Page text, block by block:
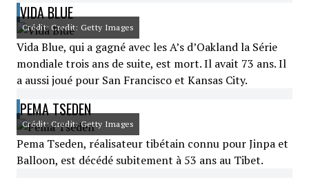
VIDA BLUE
Crédit: Credit: Getty Images
Vida Blue, qui a gagné avec les A’s d’Oakland la Série
mondiale trois ans de suite, est mort. Il avait 73 ans. Il
a aussi joué pour San Francisco et Kansas City.
PEMA TSEDEN
Crédit: Credit: Getty Images
Pema Tseden, réalisateur tibétain connu pour Jinpa et
Balloon, est décédé subitement à 53 ans au Tibet.